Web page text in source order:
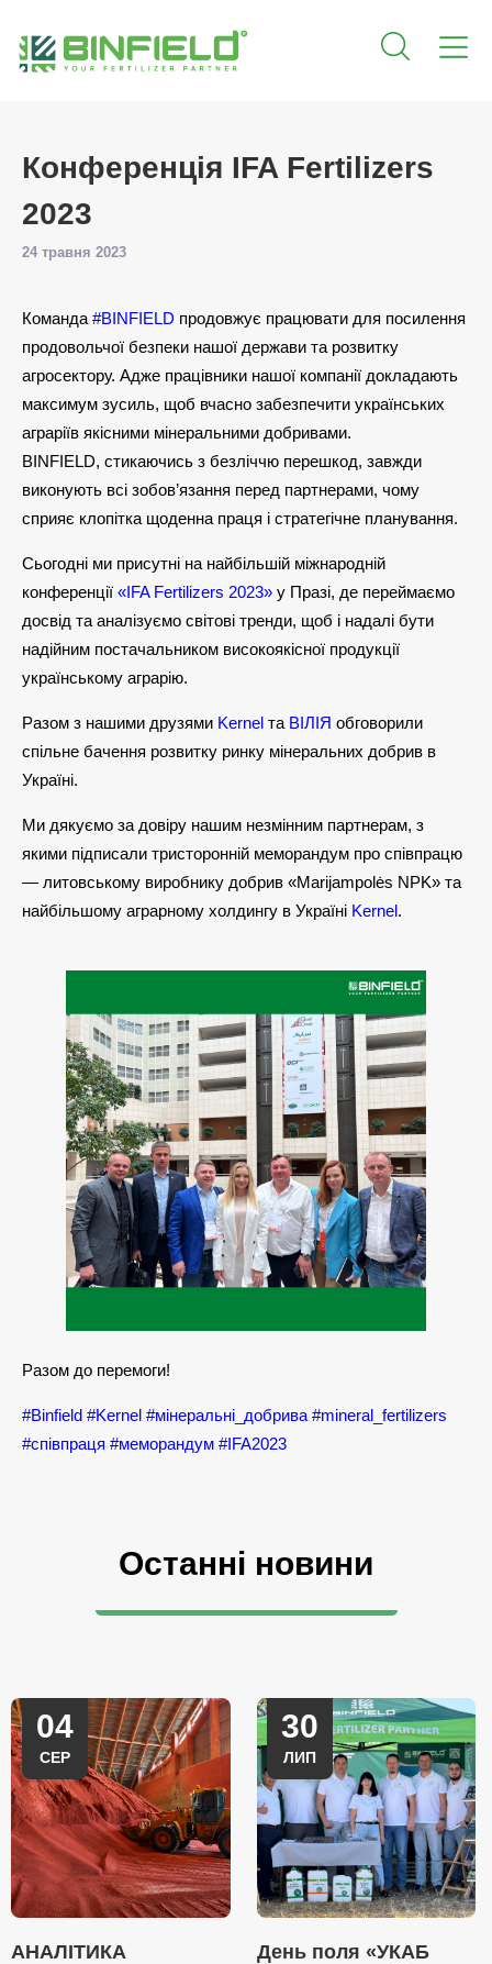
Конференція IFA Fertilizers
2023
24 травня 2023
Команда #BINFIELD продовжує працювати для посилення
продовольчої безпеки нашої держави та розвитку
агросектору. Адже працівники нашої компанії докладають
максимум зусиль, щоб вчасно забезпечити українських
аграріїв якісними мінеральними добривами.
BINFIELD, стикаючись з безліччю перешкод, завжди
виконують всі зобов’язання перед партнерами, чому
сприяє клопітка щоденна праця і стратегічне планування.
Сьогодні ми присутні на найбільшій міжнародній
конференції «IFA Fertilizers 2023» у Празі, де переймаємо
досвід та аналізуємо світові тренди, щоб і надалі бути
надійним постачальником високоякісної продукції
українському аграрію.
Разом з нашими друзями Kernel та ВІЛІЯ обговорили
спільне бачення розвитку ринку мінеральних добрив в
Україні.
Ми дякуємо за довіру нашим незмінним партнерам, з
якими підписали тристоронній меморандум про співпрацю
— литовському виробнику добрив «Marijampolės NPK» та
найбільшому аграрному холдингу в Україні Kernel.
Разом до перемоги!
#Binfield #Kernel #мінеральні_добрива #mineral_fertilizers
#співпраця #меморандум #IFA2023
Останні новини
04
СЕР
АНАЛІТИКА
30
ЛИП
День поля «УКАБ